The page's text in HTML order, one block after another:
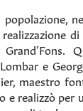
e
maestro
e realizzò